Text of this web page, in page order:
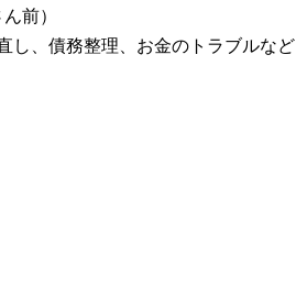
前）
し、債務整理、お金のトラブルなど